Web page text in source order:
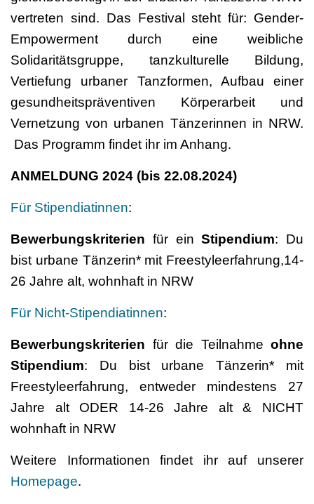
vertreten sind. Das Festival steht für: Gender-
Empowerment durch eine weibliche
Solidaritätsgruppe, tanzkulturelle Bildung,
Vertiefung urbaner Tanzformen, Aufbau einer
gesundheitspräventiven Körperarbeit und
Vernetzung von urbanen Tänzerinnen in NRW.
Das Programm findet ihr im Anhang.
ANMELDUNG 2024 (bis 22.08.2024)
Für Stipendiatinnen:
Bewerbungskriterien für ein Stipendium: Du
bist urbane Tänzerin* mit Freestyleerfahrung,14-
26 Jahre alt, wohnhaft in NRW
Für Nicht-Stipendiatinnen:
Bewerbungskriterien für die Teilnahme ohne
Stipendium: Du bist urbane Tänzerin* mit
Freestyleerfahrung, entweder mindestens 27
Jahre alt ODER 14-26 Jahre alt & NICHT
wohnhaft in NRW
Weitere Informationen findet ihr auf unserer
Homepage.